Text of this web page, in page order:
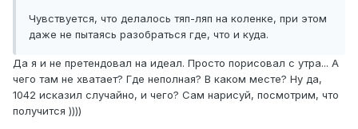
Чувствуется, что делалось тяп-ляп на коленке, при этом
даже не пытаясь разобраться где, что и куда.
Да я и не претендовал на идеал. Просто порисовал с утра... А
чего там не хватает? Где неполная? В каком месте? Ну да,
1042 исказил случайно, и чего? Сам нарисуй, посмотрим, что
получится ))))